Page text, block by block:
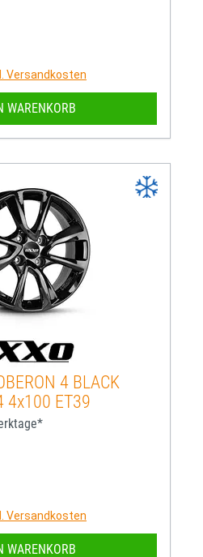
Versandkosten
WARENKORB
4 BLACK
4x100 ET39
Versandkosten
WARENKORB